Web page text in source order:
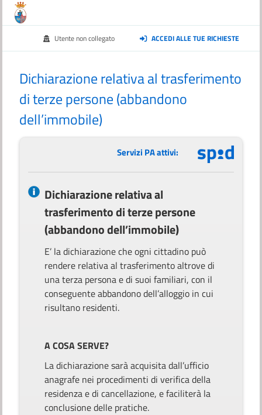
Utente non collegato ACCEDI ALLE TUE RICHIESTE
Dichiarazione relativa al trasferimento
di terze persone (abbandono
dell’immobile)
Servizi PA attivi:
Dichiarazione relativa al
trasferimento di terze persone
(abbandono dell’immobile)
E’ la dichiarazione che ogni cittadino può
rendere relativa al trasferimento altrove di
una terza persona e di suoi familiari, con il
conseguente abbandono dell’alloggio in cui
risultano residenti.
A COSA SERVE?
La dichiarazione sarà acquisita dall’ufficio
anagrafe nei procedimenti di verifica della
residenza e di cancellazione, e faciliterà la
conclusione delle pratiche.